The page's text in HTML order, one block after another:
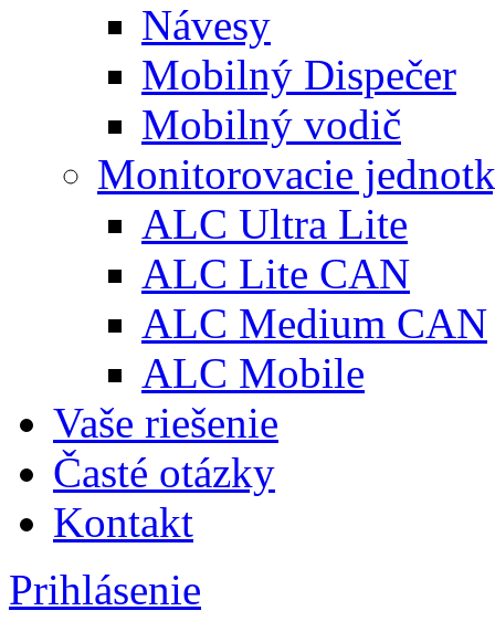
Návesy
Mobilný Dispečer
Mobilný vodič
Monitorovacie
ALC Ultra Lite
ALC Lite CAN
ALC Medium CAN
ALC Mobile
Vaše riešenie
Časté otázky
Kontakt
Prihlásenie